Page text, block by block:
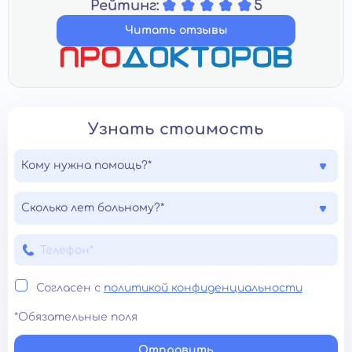
Рейтинг: 5
Читать отзывы
Узнать стоимость
Кому нужна помощь?*
Сколько лет больному?*
Согласен с политикой конфиденциальности
*Обязательные поля